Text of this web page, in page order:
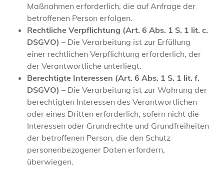
Maßnahmen erforderlich, die auf Anfrage der
betroffenen Person erfolgen.
Rechtliche Verpflichtung (Art. 6 Abs. 1 S. 1 lit. c.
DSGVO) – Die Verarbeitung ist zur Erfüllung
einer rechtlichen Verpflichtung erforderlich, der
der Verantwortliche unterliegt.
Berechtigte Interessen (Art. 6 Abs. 1 S. 1 lit. f.
DSGVO) – Die Verarbeitung ist zur Wahrung der
berechtigten Interessen des Verantwortlichen
oder eines Dritten erforderlich, sofern nicht die
Interessen oder Grundrechte und Grundfreiheiten
der betroffenen Person, die den Schutz
personenbezogener Daten erfordern,
überwiegen.